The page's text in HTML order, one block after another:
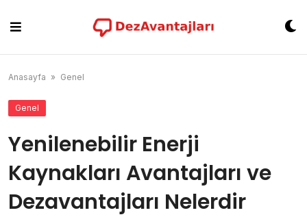
content
Anasayfa » Genel
Genel
Yenilenebilir Enerji
Kaynakları Avantajları ve
Dezavantajları Nelerdir